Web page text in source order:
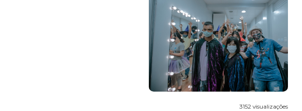
3152 visualizações